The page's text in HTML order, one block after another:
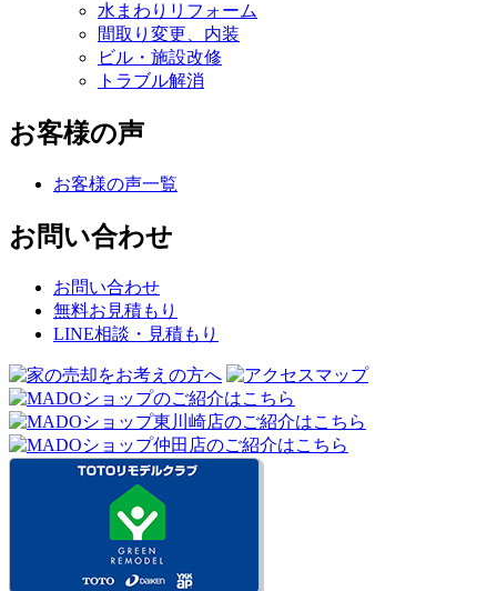
水まわりリフォーム
間取り変更、内装
ビル・施設改修
トラブル解消
お客様の声
お客様の声一覧
お問い合わせ
お問い合わせ
無料お見積もり
LINE相談・見積もり